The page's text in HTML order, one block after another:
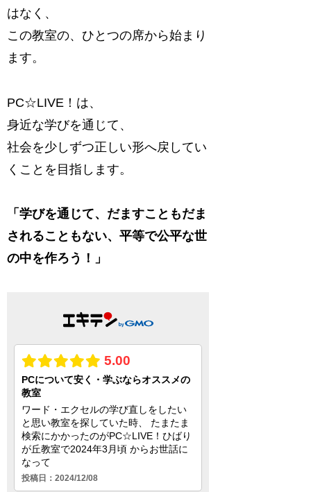
はなく、
この教室の、ひとつの席から始まり
ます。
PC☆LIVE！は、
身近な学びを通じて、
社会を少しずつ正しい形へ戻してい
くことを目指します。
「学びを通じて、だますこともだま
されることもない、平等で公平な世
の中を作ろう！」